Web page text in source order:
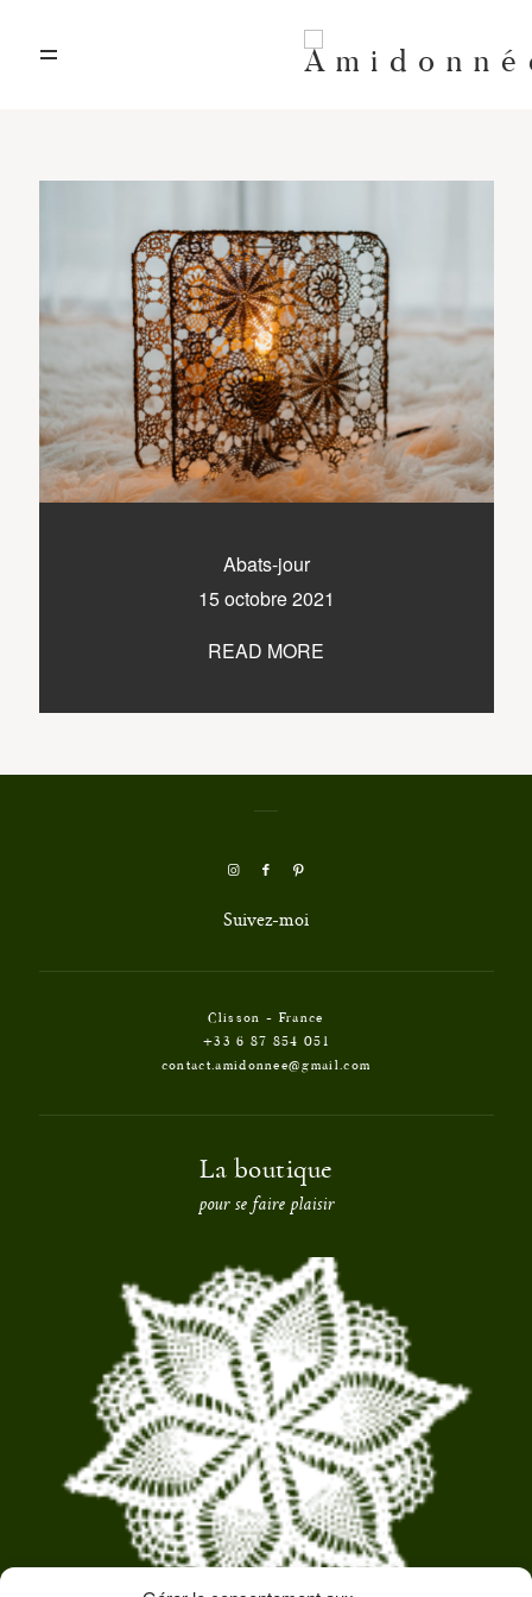
Abats-jour
15 octobre 2021
READ MORE
Artisanat d’art
Location décors
Contact
Sacramento, California
Suivez-moi
Clisson - France
+33 6 87 854 051
contact.amidonnee@gmail.com
La boutique
pour se faire plaisir